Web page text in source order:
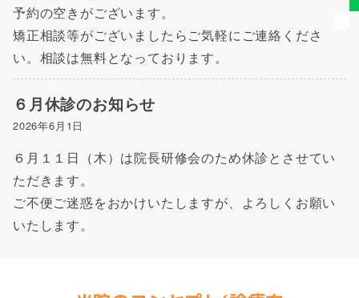
予約の空きがございます。
矯正相談等がございましたらご気軽にご連絡くださ
い。相談は無料となっております。
６月休診のお知らせ
2026年6月1日
６月１１日（木）は院長研修会のため休診とさせてい
ただきます。
ご不便ご迷惑をおかけいたしますが、よろしくお願い
いたします。